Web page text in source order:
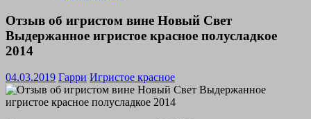
Отзыв об игристом вине Новый Свет
Выдержанное игристое красное полусладкое
2014
04.03.2019 Гарри Игристое красное